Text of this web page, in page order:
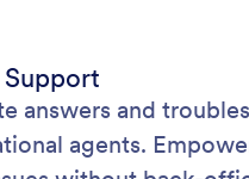
Support
answers and
agents.